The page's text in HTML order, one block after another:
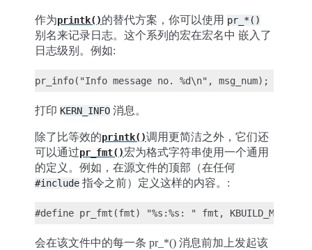
作为printk()的替代方案，你可以使用 pr_*()
别名来记录日志。这个系列的宏在宏名中 嵌入了
日志级别。例如:
打印 KERN_INFO 消息。
除了比等效的printk()调用更简洁之外，它们还
可以通过pr_fmt()宏为格式字符串使用一个通用
的定义。例如，在源文件的顶部（在任何
#include 指令之前）定义这样的内容。:
会在该文件中的每一条 pr_*() 消息前加上发起该